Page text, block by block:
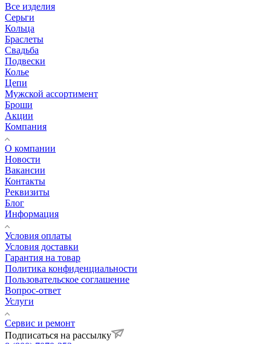
Все изделия
Серьги
Кольца
Браслеты
Свадьба
Подвески
Колье
Цепи
Мужской ассортимент
Броши
Акции
Компания
О компании
Новости
Вакансии
Контакты
Реквизиты
Блог
Информация
Условия оплаты
Условия доставки
Гарантия на товар
Политика конфиденциальности
Пользовательское соглашение
Вопрос-ответ
Услуги
Сервис и ремонт
Подписаться на рассылку